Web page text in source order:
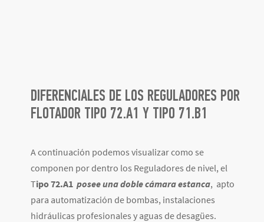
DIFERENCIALES DE LOS REGULADORES POR
FLOTADOR TIPO 72.A1 Y TIPO 71.B1
A continuación podemos visualizar como se
componen por dentro los Reguladores de nivel, el
Tipo 72.A1 posee una doble cámara estanca, apto
para automatización de bombas, instalaciones
hidráulicas profesionales y aguas de desagües.